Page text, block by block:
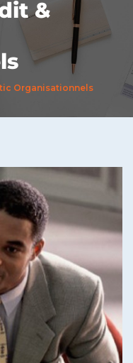
&
Organisationnels